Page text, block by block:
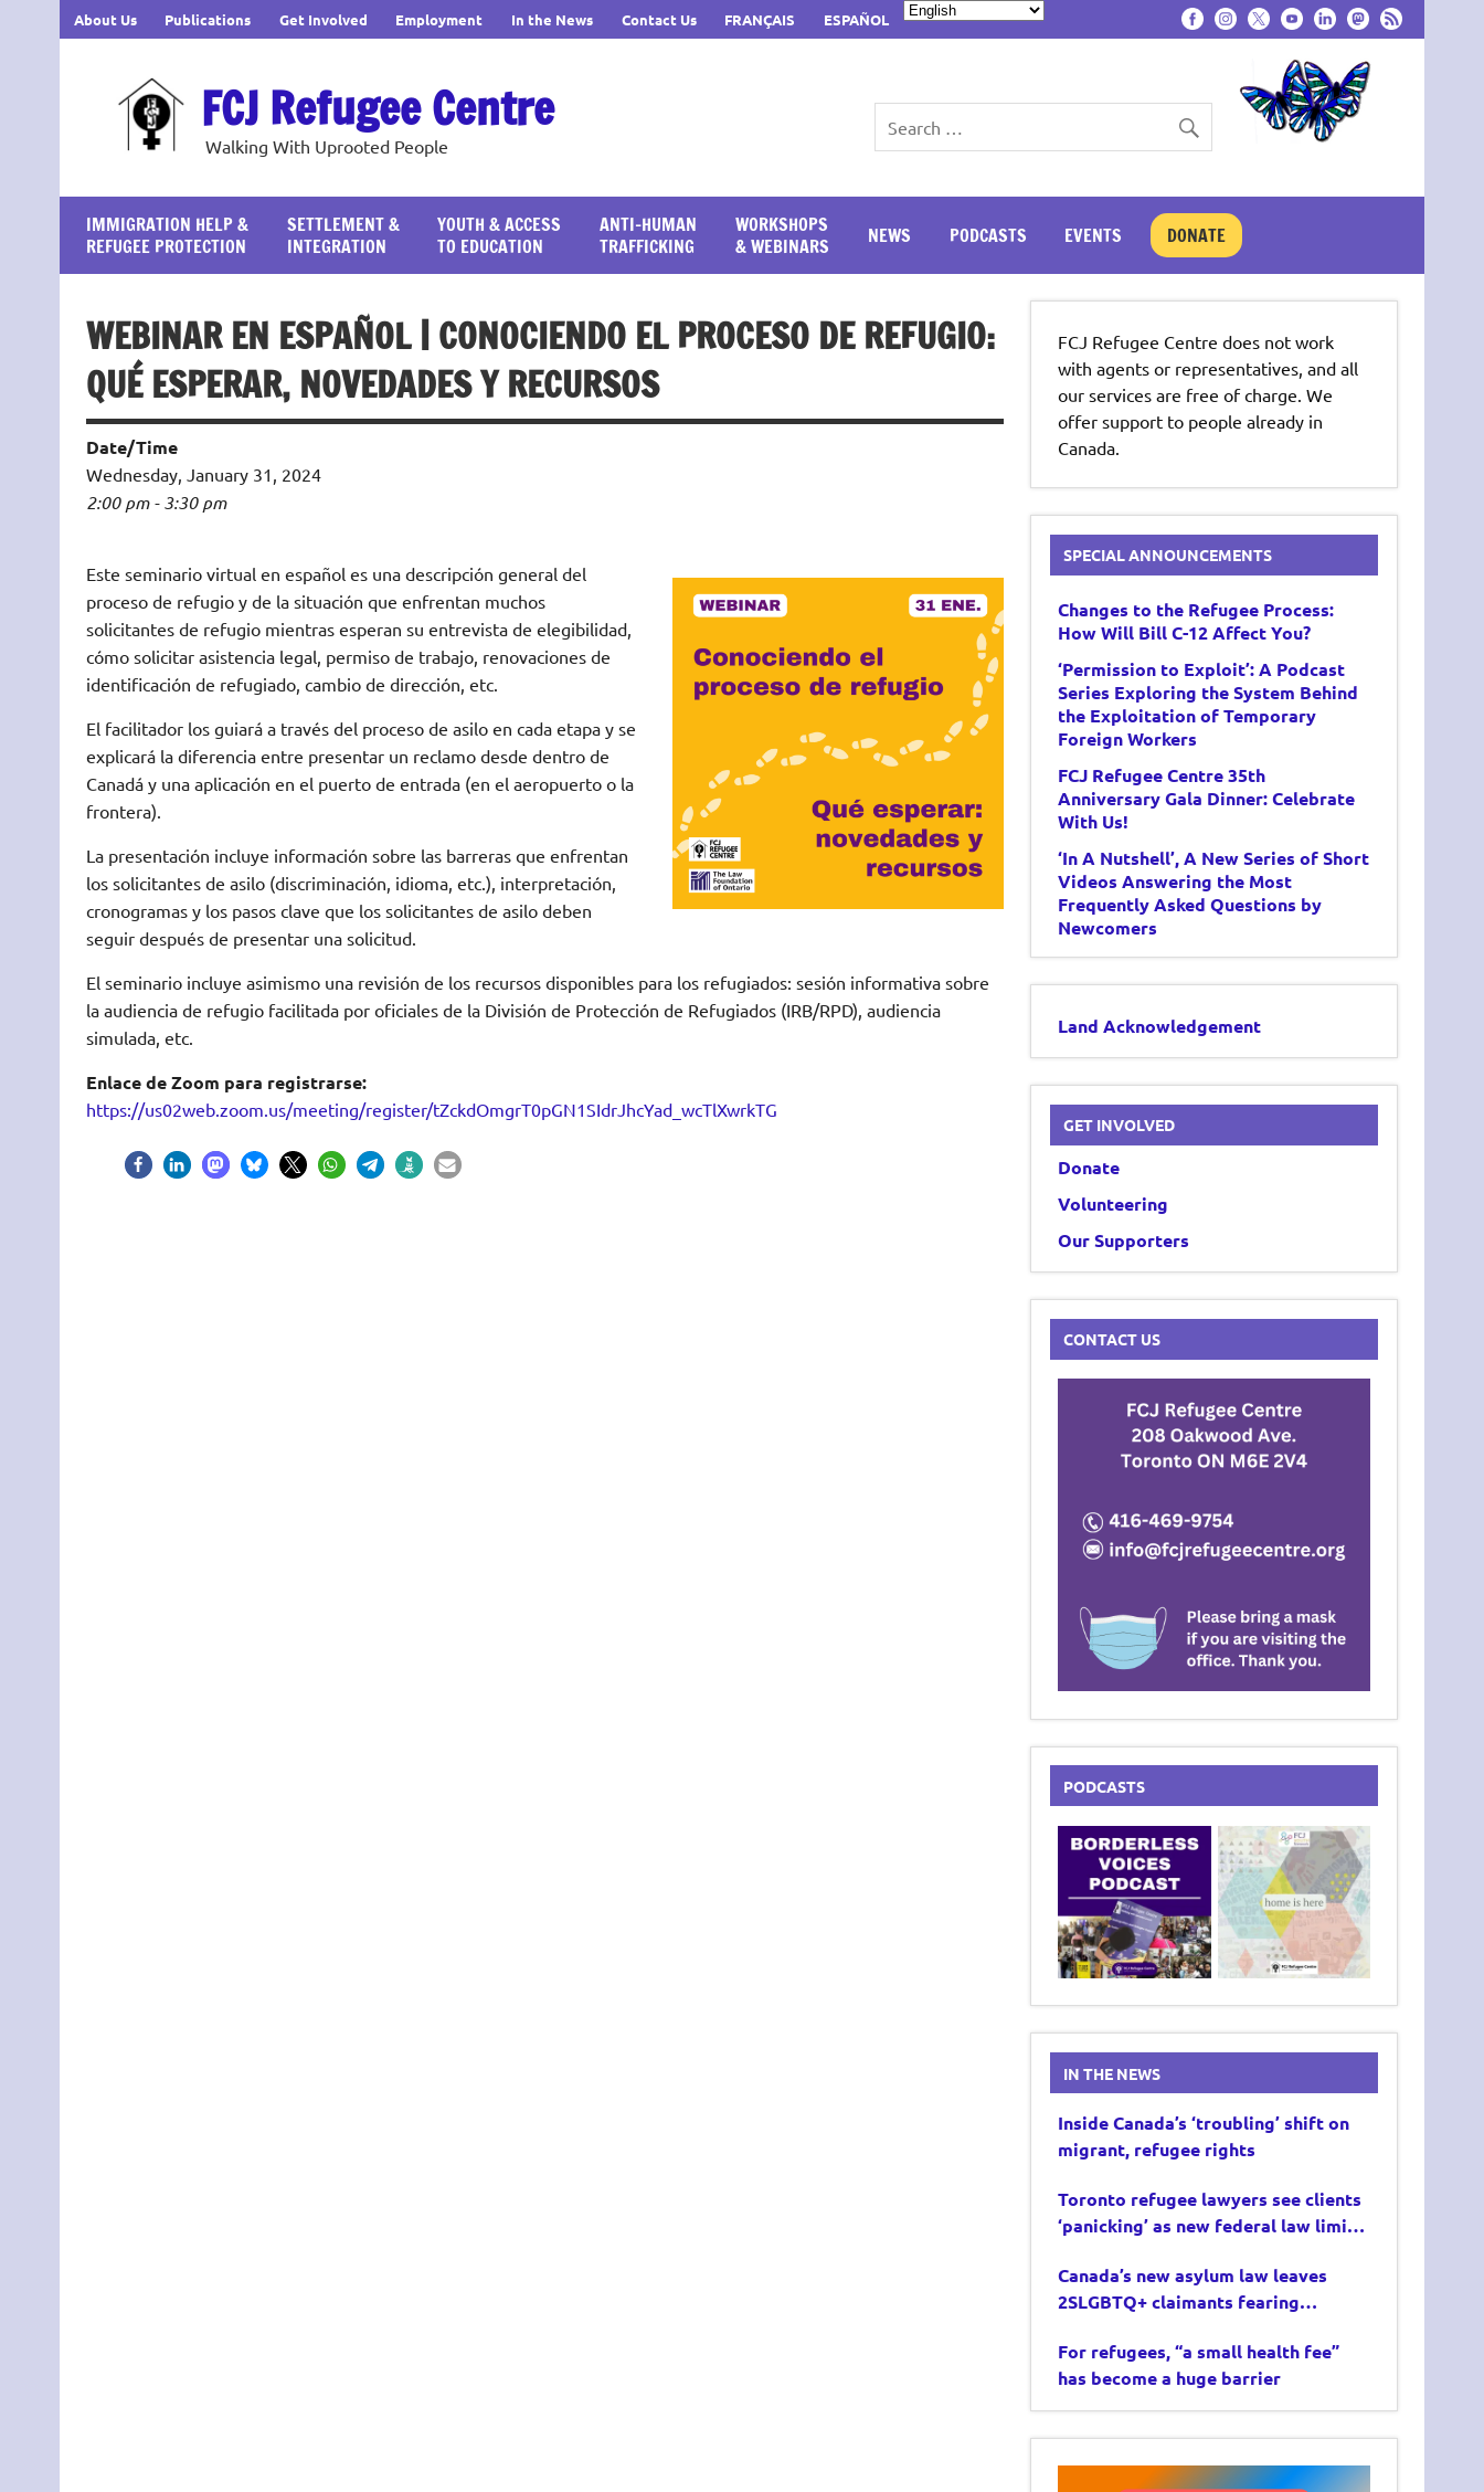
About Us Publications Get Involved Employment In the News Contact Us FRANÇAIS ESPAÑOL
FCJ Refugee Centre
Walking With Uprooted People
IMMIGRATION HELP &
REFUGEE PROTECTION
SETTLEMENT &
INTEGRATION
YOUTH & ACCESS
TO EDUCATION
ANTI-HUMAN
TRAFFICKING
WORKSHOPS
& WEBINARS
NEWS PODCASTS EVENTS DONATE
WEBINAR EN ESPAÑOL | CONOCIENDO EL PROCESO DE REFUGIO:
QUÉ ESPERAR, NOVEDADES Y RECURSOS
Date/Time
Wednesday, January 31, 2024
2:00 pm - 3:30 pm
Este seminario virtual en español es una descripción general del
proceso de refugio y de la situación que enfrentan muchos
solicitantes de refugio mientras esperan su entrevista de elegibilidad,
cómo solicitar asistencia legal, permiso de trabajo, renovaciones de
identificación de refugiado, cambio de dirección, etc.
El facilitador los guiará a través del proceso de asilo en cada etapa y se
explicará la diferencia entre presentar un reclamo desde dentro de
Canadá y una aplicación en el puerto de entrada (en el aeropuerto o la
frontera).
La presentación incluye información sobre las barreras que enfrentan
los solicitantes de asilo (discriminación, idioma, etc.), interpretación,
cronogramas y los pasos clave que los solicitantes de asilo deben
seguir después de presentar una solicitud.
El seminario incluye asimismo una revisión de los recursos disponibles para los refugiados: sesión informativa sobre
la audiencia de refugio facilitada por oficiales de la División de Protección de Refugiados (IRB/RPD), audiencia
simulada, etc.
Enlace de Zoom para registrarse:
https://us02web.zoom.us/meeting/register/tZckdOmgrT0pGN1SIdrJhcYad_wcTlXwrkTG
FCJ Refugee Centre does not work
with agents or representatives, and all
our services are free of charge. We
offer support to people already in
Canada.
SPECIAL ANNOUNCEMENTS
Changes to the Refugee Process:
How Will Bill C-12 Affect You?
‘Permission to Exploit’: A Podcast
Series Exploring the System Behind
the Exploitation of Temporary
Foreign Workers
FCJ Refugee Centre 35th
Anniversary Gala Dinner: Celebrate
With Us!
‘In A Nutshell’, A New Series of Short
Videos Answering the Most
Frequently Asked Questions by
Newcomers
Land Acknowledgement
GET INVOLVED
Donate
Volunteering
Our Supporters
CONTACT US
PODCASTS
IN THE NEWS
Inside Canada’s ‘troubling’ shift on
migrant, refugee rights
Toronto refugee lawyers see clients
‘panicking’ as new federal law limits
Canada’s new asylum law leaves
2SLGBTQ+ claimants fearing
For refugees, “a small health fee”
has become a huge barrier